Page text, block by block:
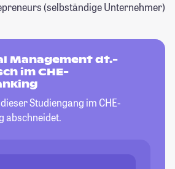
(selbständige Unternehmer)
Management dt.-
im CHE-
Studiengang im CHE-
abschneidet.